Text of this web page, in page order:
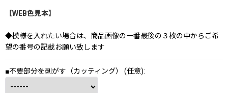
【WEB色見本】
◆模様を入れたい場合は、商品画像の一番最後の３枚の中からご希
望の番号の記載お願い致します
■不要部分を剥がす（カッティング） (任意):